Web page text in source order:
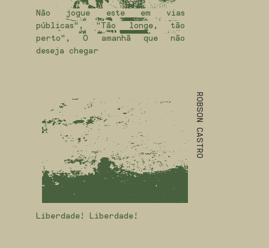
Não jogue este em vias
públicas", "Tão longe, tão
perto", O amanhã que não
deseja chegar
ROBSON CASTRO
Liberdade! Liberdade!